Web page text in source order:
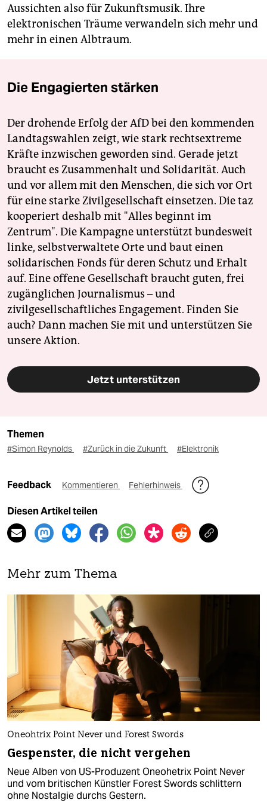
Aussichten also für Zukunftsmusik. Ihre
elektronischen Träume verwandeln sich mehr und
mehr in einen Albtraum.
Die Engagierten stärken
Der drohende Erfolg der AfD bei den kommenden
Landtagswahlen zeigt, wie stark rechtsextreme
Kräfte inzwischen geworden sind. Gerade jetzt
braucht es Zusammenhalt und Solidarität. Auch
und vor allem mit den Menschen, die sich vor Ort
für eine starke Zivilgesellschaft einsetzen. Die taz
kooperiert deshalb mit "Alles beginnt im
Zentrum". Die Kampagne unterstützt bundesweit
linke, selbstverwaltete Orte und baut einen
solidarischen Fonds für deren Schutz und Erhalt
auf. Eine offene Gesellschaft braucht guten, frei
zugänglichen Journalismus – und
zivilgesellschaftliches Engagement. Finden Sie
auch? Dann machen Sie mit und unterstützen Sie
unsere Aktion.
Jetzt unterstützen
Themen
#Simon Reynolds #Zurück in die Zukunft #Elektronik
Feedback Kommentieren Fehlerhinweis
Diesen Artikel teilen
Mehr zum Thema
Oneohtrix Point Never und Forest Swords
Gespenster, die nicht vergehen
Neue Alben von US-Produzent Oneohetrix Point Never
und vom britischen Künstler Forest Swords schlittern
ohne Nostalgie durchs Gestern.